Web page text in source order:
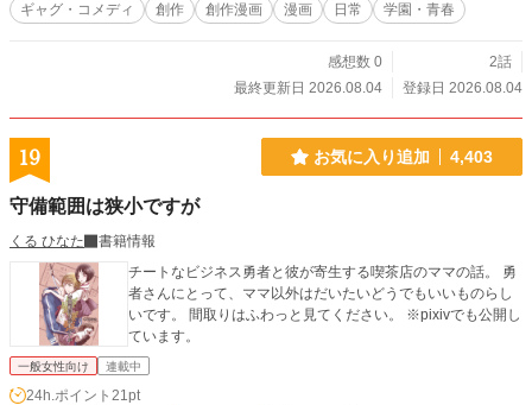
ギャグ・コメディ 創作 創作漫画 漫画 日常 学園・青春
感想数 0
2話
最終更新日 2026.08.04
登録日 2026.08.04
19 お気に入り追加 4,403
守備範囲は狭小ですが
くる ひなた
書籍情報
チートなビジネス勇者と彼が寄生する喫茶店のママの話。 勇
者さんにとって、ママ以外はだいたいどうでもいいものらし
いです。 間取りはふわっと見てください。 ※pixivでも公開し
ています。
一般女性向け 連載中
24h.ポイント 21pt